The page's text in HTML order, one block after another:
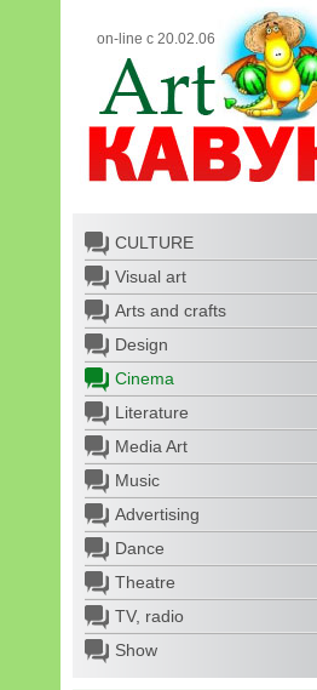
on-line с 20.02.06
CULTURE
Visual art
Arts and crafts
Design
Cinema
Literature
Media Art
Music
Advertising
Dance
Theatre
TV, radio
Show